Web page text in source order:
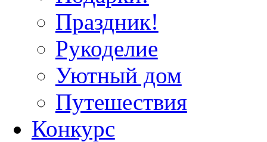
Праздник!
Рукоделие
Уютный дом
Путешествия
Конкурс